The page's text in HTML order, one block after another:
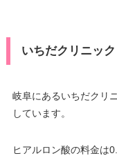
いちだクリニッ
岐阜にあるいちだクリ
しています。
ヒアルロン酸の料金は